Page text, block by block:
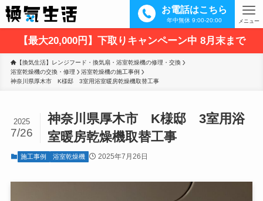
お電話はこちら
年中無休 9:00-20:00 メニュー
【最大20,000円】下取りキャンペーン中 8月末まで
【換気生活】レンジフード・換気扇・浴室乾燥機の修理・交換
浴室乾燥機の交換・修理
浴室乾燥機の施工事例
神奈川県厚木市　K様邸　3室用浴室暖房乾燥機取替工事
神奈川県厚木市 K様邸 3室用浴
室暖房乾燥機取替工事
2025
7/26
施工事例 浴室乾燥機 2025年7月26日